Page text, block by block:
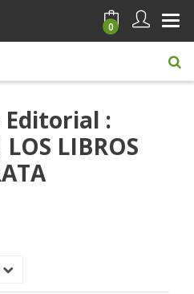
0
Editorial :
LIBROS